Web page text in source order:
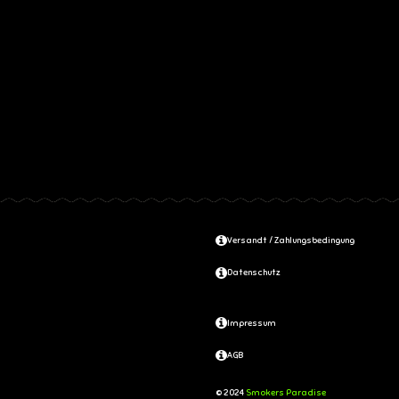
Versandt / Zahlungsbedingung
Datenschutz
Impressum
AGB
© 2024 Smokers Paradise